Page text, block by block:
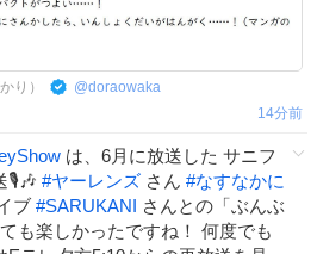
り） @doraowaka
14分前
は、6月に放送した サニフ
🎙🎶 #ヤーレンズ さん #なすなかに
ブ #SARUKANI さんとの「ぶんぶ
も楽しかったですね！ 何度でも